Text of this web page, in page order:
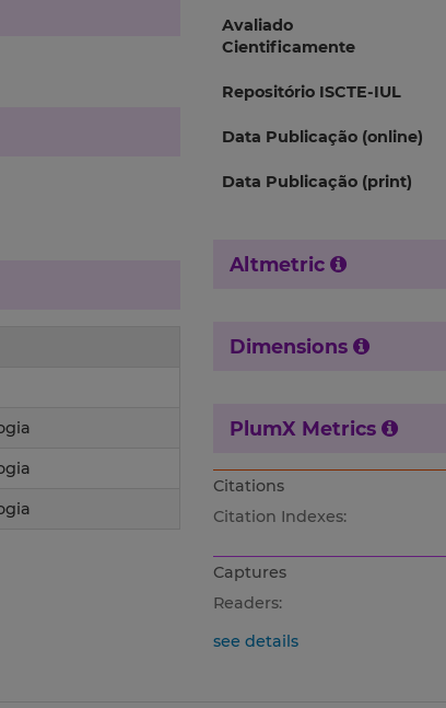
Avaliado
Cientificamente
Repositório ISCTE-IUL
Data Publicação (online)
Data Publicação (print)
Altmetric
Dimensions
PlumX Metrics
Citations
Citation Indexes:
Captures
Readers:
see details